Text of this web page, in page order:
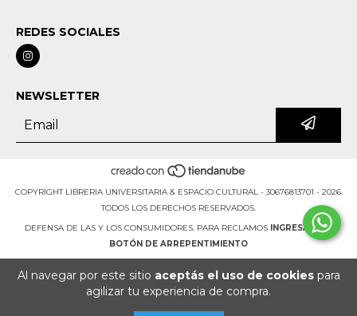
Al navegar por este sitio aceptás el uso de cookiespara
agilizar tu experiencia de compra.
REDES SOCIALES
NEWSLETTER
COPYRIGHT LIBRERIA UNIVERSITARIA & ESPACIO CULTURAL - 30676813701 - 2026.
TODOS LOS DERECHOS RESERVADOS.
DEFENSA DE LAS Y LOS CONSUMIDORES. PARA RECLAMOS INGRESÁ ACÁ.
BOTÓN DE ARREPENTIMIENTO